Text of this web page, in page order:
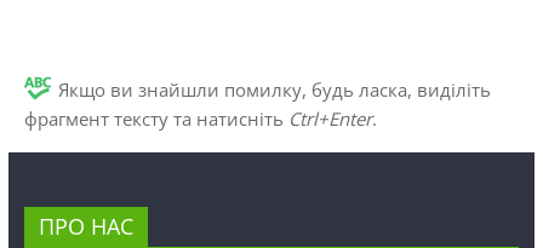
Якщо ви знайшли помилку, будь ласка, виділіть
фрагмент тексту та натисніть Ctrl+Enter.
ПРО НАС